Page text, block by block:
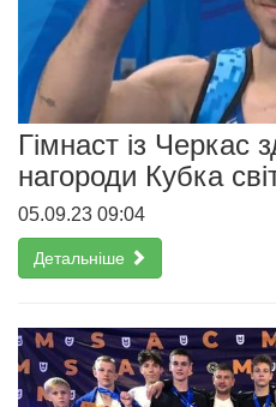
Гімнаст із Черкас
нагороди Кубка
05.09.23 09:04
Детальніше